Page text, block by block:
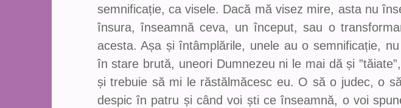
semnificație, ca visele. Dacă mă visez mire, asta nu
însura, înseamnă ceva, un început, sau o
acesta. Așa și întâmplările, unele au o semnificație,
în stare brută, uneori Dumnezeu ni le mai dă și
și trebuie să mi le răstălmăcesc eu. O să o judec, o
despic în patru și când voi ști ce înseamnă, o voi